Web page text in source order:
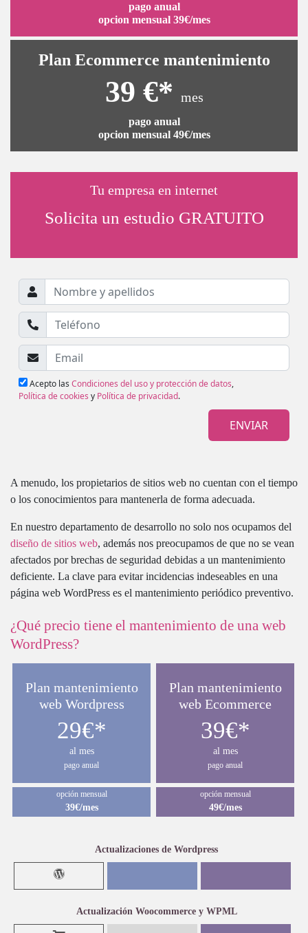
pago anual
opcion mensual 39€/mes
Plan Ecommerce mantenimiento
39 €* mes
pago anual
opcion mensual 49€/mes
Tu empresa en internet
Solicita un estudio GRATUITO
Acepto las Condiciones del uso y protección de datos,
Política de cookies y Política de privacidad.
A menudo, los propietarios de sitios web no cuentan con el tiempo
o los conocimientos para mantenerla de forma adecuada.
En nuestro departamento de desarrollo no solo nos ocupamos del
diseño de sitios web, además nos preocupamos de que no se vean
afectados por brechas de seguridad debidas a un mantenimiento
deficiente. La clave para evitar incidencias indeseables en una
página web WordPress es el mantenimiento periódico preventivo.
¿Qué precio tiene el mantenimiento de una web
WordPress?
Plan mantenimiento
web Wordpress
29€*
al mes
pago anual
opción mensual
39€/mes
Plan mantenimiento
web Ecommerce
39€*
al mes
pago anual
opción mensual
49€/mes
Actualizaciones de Wordpress
Actualización Woocommerce y WPML